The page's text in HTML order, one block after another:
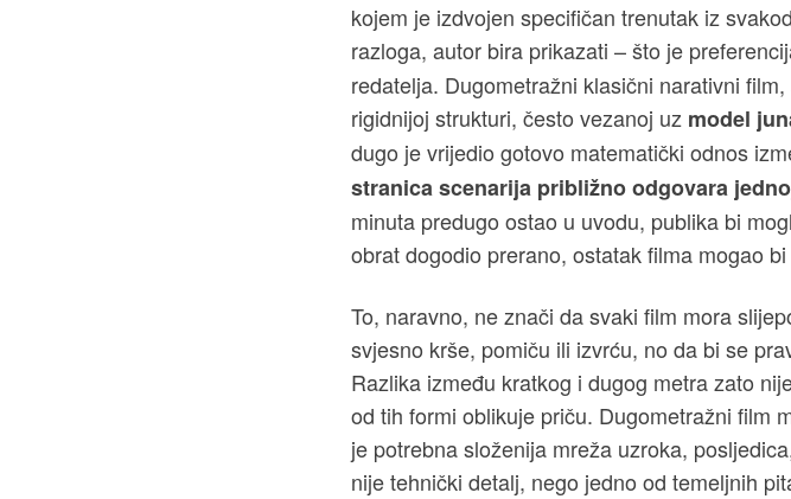
kojem je izdvojen specifičan trenutak iz
razloga, autor bira prikazati – što je
redatelja. Dugometražni klasični narativni
rigidnijoj strukturi, često vezanoj uz model
dugo je vrijedio gotovo matematički odnos
stranica scenarija približno odgovara
minuta predugo ostao u uvodu, publika bi
obrat dogodio prerano, ostatak filma mogao
To, naravno, ne znači da svaki film mora
svjesno krše, pomiču ili izvrću, no da bi se
Razlika između kratkog i dugog metra zato
od tih formi oblikuje priču. Dugometražni film
je potrebna složenija mreža uzroka,
nije tehnički detalj, nego jedno od temeljnih